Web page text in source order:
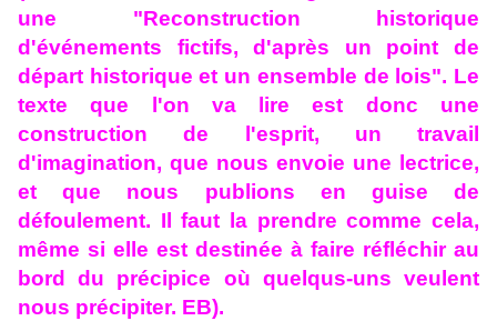
une "Reconstruction historique
d'événements fictifs, d'après un point de
départ historique et un ensemble de lois". Le
texte que l'on va lire est donc une
construction de l'esprit, un travail
d'imagination, que nous envoie une lectrice,
et que nous publions en guise de
défoulement. Il faut la prendre comme cela,
même si elle est destinée à faire réfléchir au
bord du précipice où quelqus-uns veulent
nous précipiter. EB).